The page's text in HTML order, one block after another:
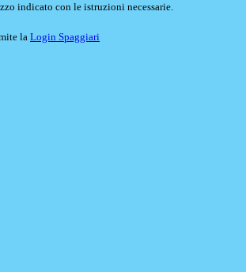
indicato con le istruzioni necessarie.
la Login Spaggiari